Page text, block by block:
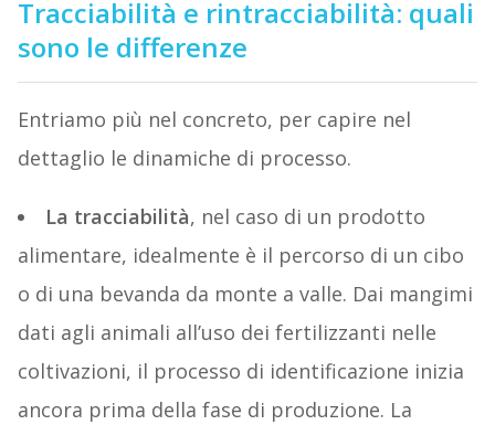
Tracciabilità e rintracciabilità: quali
sono le differenze
Entriamo più nel concreto, per capire nel
dettaglio le dinamiche di processo.
La tracciabilità, nel caso di un prodotto
alimentare, idealmente è il percorso di un cibo
o di una bevanda da monte a valle. Dai mangimi
dati agli animali all’uso dei fertilizzanti nelle
coltivazioni, il processo di identificazione inizia
ancora prima della fase di produzione. La